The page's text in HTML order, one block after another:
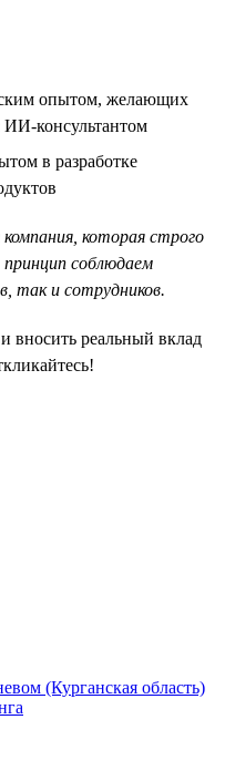
опытом, желающих
ИИ-консультантом
в разработке
которая строго
соблюдаем
так и сотрудников.
вносить реальный вклад
(Курганская область)